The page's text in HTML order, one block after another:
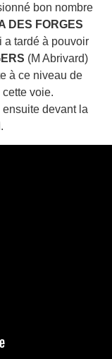
bon nombre
DES FORGES
a tardé à pouvoir
(M Abrivard)
à ce niveau de
voie.
devant la